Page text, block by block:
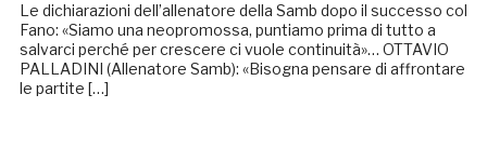
Le dichiarazioni dell’allenatore della Samb dopo il successo col
Fano: «Siamo una neopromossa, puntiamo prima di tutto a
salvarci perché per crescere ci vuole continuità»… OTTAVIO
PALLADINI (Allenatore Samb): «Bisogna pensare di affrontare
le partite […]